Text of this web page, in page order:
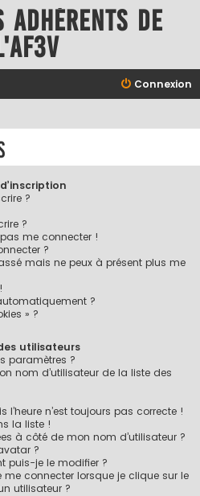
adhérents de
l'AF3V
Connexion
?
?
me connecter !
?
mais ne peux à présent plus me
?
» ?
utilisateurs
paramètres ?
nom d’utilisateur de la liste des
l’heure n’est toujours pas correcte !
la liste !
à côté de mon nom d’utilisateur ?
?
puis-je le modifier ?
connecter lorsque je clique sur le
utilisateur ?